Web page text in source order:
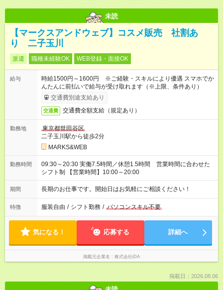
未読
【マークスアンドウェブ】コスメ販売 社割あ
り 二子玉川
派遣 職種未経験OK WEB登録・面接OK
給与
時給1500円～1600円 ※ご経験・スキルにより優遇 スマホでか
んたんに前払いで給与が受け取れます（※上限、条件あり）
交通費別途支給あり
交通費 交通費全額支給（規定あり）
勤務地
東京都世田谷区
二子玉川駅から徒歩2分
MARKS&WEB
勤務時間
09:30～20:30 実働7.5時間／休憩1.5時間 営業時間に合わせた
シフト制 【営業時間】10:00～20:00
期間 長期のお仕事です。開始日はお気軽にご相談ください！
特徴 服装自由 / シフト勤務 / パソコンスキル不要
気になる！ 応募する 詳細へ
掲載元企業名 株式会社iDA
掲載日：2026.08.06